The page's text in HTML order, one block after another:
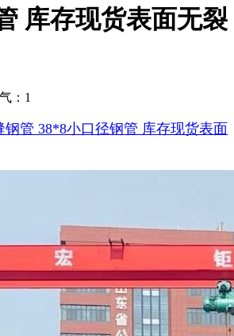
库存现货表面无裂
： 1
钢管 38*8小口径钢管 库存现货表面